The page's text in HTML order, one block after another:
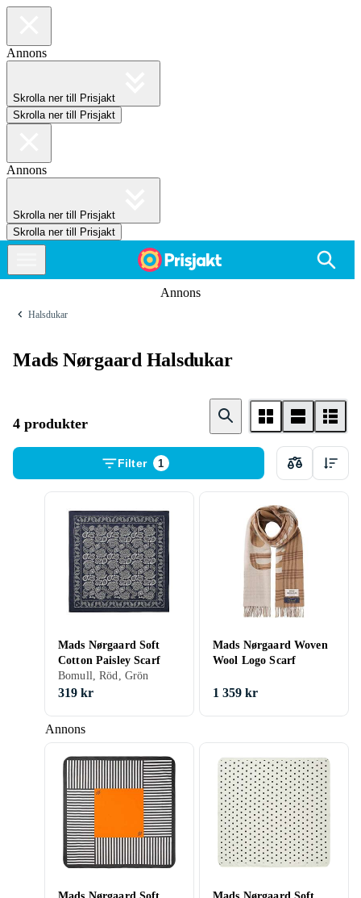
Annons
Skrolla ner till Prisjakt
Skrolla ner till Prisjakt
Annons
Skrolla ner till Prisjakt
Skrolla ner till Prisjakt
Annons
Halsdukar
Mads Nørgaard Halsdukar
4 produkter
Filter 1
Annons
Mads Nørgaard Soft
Cotton Paisley Scarf
Bomull, Röd, Grön
319 kr
Mads Nørgaard Woven
Wool Logo Scarf
1 359 kr